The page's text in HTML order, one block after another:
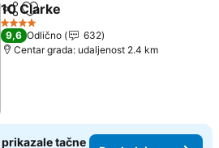
Deli Dodati u favorite
10 Clarke
4 Zvezdice
9,6 Odlično
632
Centar grada: udaljenost 2.4 km
tačne